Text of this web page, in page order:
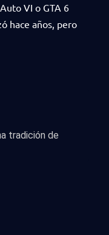
VI o GTA 6
hace años, pero
tradición de